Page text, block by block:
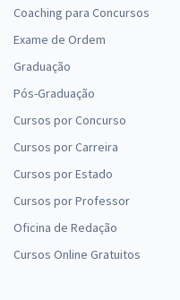
Coaching para Concursos
Exame de Ordem
Graduação
Pós-Graduação
Cursos por Concurso
Cursos por Carreira
Cursos por Estado
Cursos por Professor
Oficina de Redação
Cursos Online Gratuitos